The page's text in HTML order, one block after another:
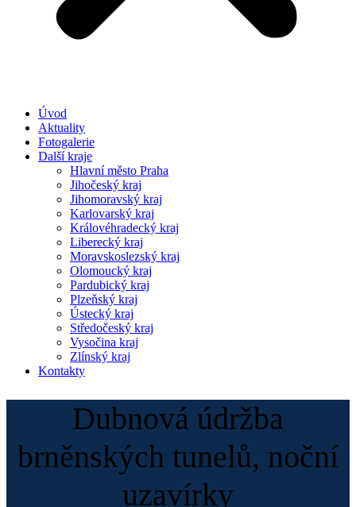
Úvod
Aktuality
Fotogalerie
Další kraje
Hlavní město Praha
Jihočeský kraj
Jihomoravský kraj
Karlovarský kraj
Královéhradecký kraj
Liberecký kraj
Moravskoslezský kraj
Olomoucký kraj
Pardubický kraj
Plzeňský kraj
Ústecký kraj
Středočeský kraj
Vysočina kraj
Zlínský kraj
Kontakty
Dubnová údržba
brněnských tunelů, noční
uzavírky